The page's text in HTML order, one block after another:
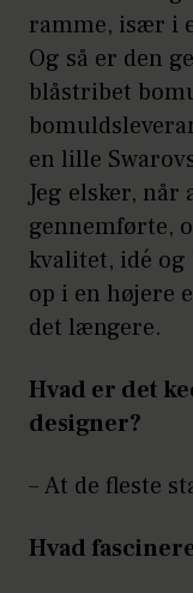
ramme, især i
Og så er den
blåstribet
en lille
Jeg elsker,
gennemførte,
kvalitet, idé
op i en højere
det længere.
Hvad er det
designer?
–At de fleste
Hvad